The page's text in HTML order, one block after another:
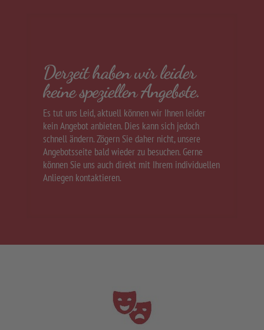
Derzeit haben wir leider
keine speziellen Angebote.
Es tut uns Leid, aktuell können wir Ihnen leider
kein Angebot anbieten. Dies kann sich jedoch
schnell ändern. Zögern Sie daher nicht, unsere
Angebotsseite bald wieder zu besuchen. Gerne
können Sie uns auch direkt mit Ihrem individuellen
Anliegen kontaktieren.